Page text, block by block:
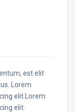
est elit
Lorem
elit.Lorem
elit.